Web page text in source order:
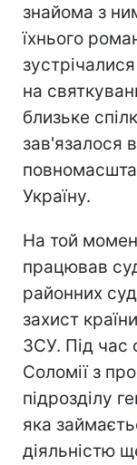
знайома з
їхнього
на
близьке
зав'язалося
Україну.
На той
працював
районних
захист
ЗСУ. Під час
Соломії з
підрозділу
яка
діяльністю